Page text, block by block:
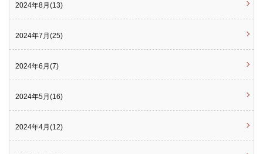
2024年8月(13)
2024年7月(25)
2024年6月(7)
2024年5月(16)
2024年4月(12)